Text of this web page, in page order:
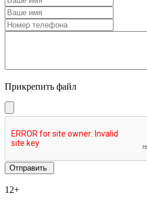
Прикрепить файл
12+